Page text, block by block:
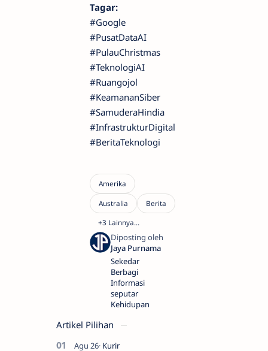
Tagar:
#Google
#PusatDataAI
#PulauChristmas
#TeknologiAI
#Ruangojol
#KeamananSiber
#SamuderaHindia
#InfrastrukturDigital
#BeritaTeknologi
Sekedar
Berbagi
Informasi
seputar
Kehidupan
Artikel Pilihan